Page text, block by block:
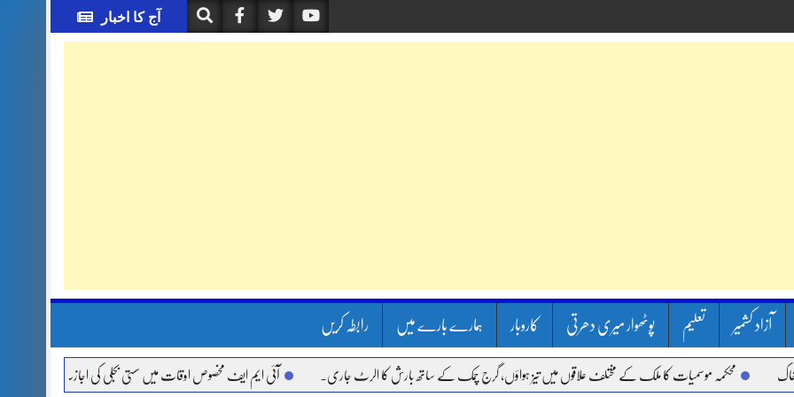
آج کا اخبار
آزاد کشمیر تعلیم پوٹھوار میری دھرتی کاروبار ہمارے بارے میں رابطہ کریں
محکمہ موسمیات کا ملک کے مختلف علاقوں میں تیز ہواؤں، گرج چمک کے ساتھ بارش کا الرٹ جاری. آئی ایم ایف مخصوص اوقات میں سستی بجلی کی اجازت نہیں دے رہا، وفاقی